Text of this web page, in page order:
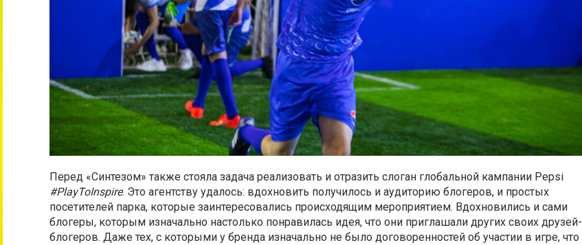
Перед «Синтезом» также стояла задача реализовать и отразить слоган глобальной кампании Pepsi
#PlayToInspire​. Это агентству удалось: вдохновить получилось и аудиторию блогеров, и простых
посетителей парка, которые заинтересовались происходящим мероприятием. Вдохновились и сами
блогеры, которым изначально настолько понравилась идея, что они приглашали других своих друзей-
блогеров. Даже тех, с которыми у бренда изначально не было договоренностей об участии в игре, что